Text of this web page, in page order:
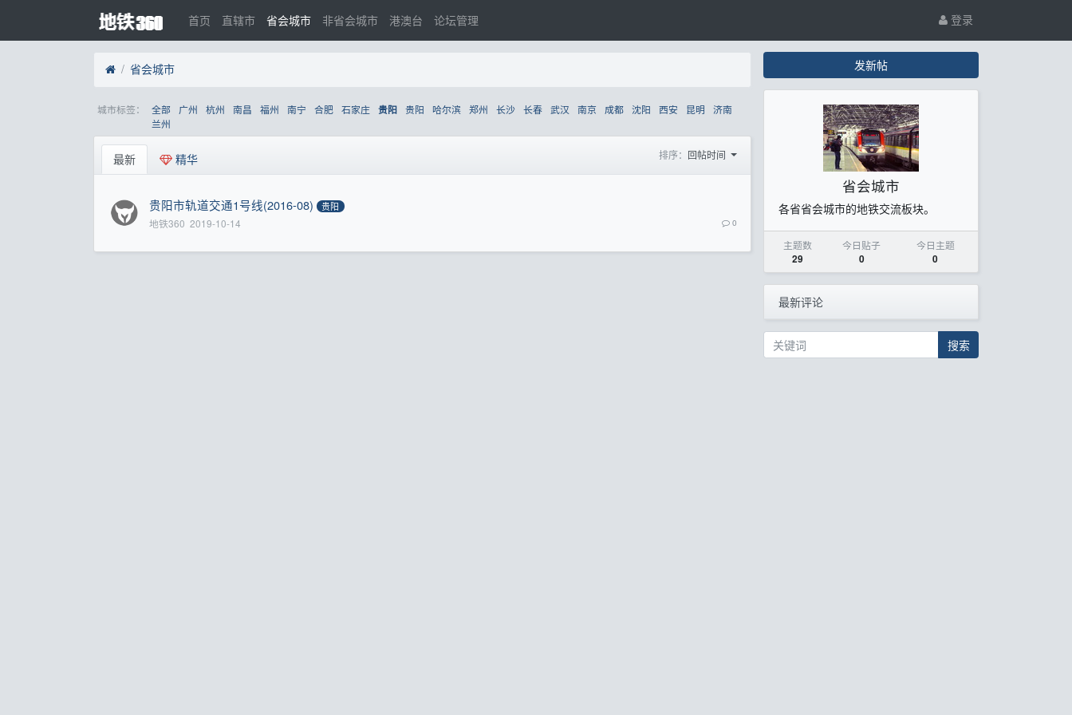
首页 直辖市 省会城市 非省会城市 港澳台 论坛管理 登录
省会城市
城市标签： 全部 广州 杭州 南昌 福州 南宁 合肥 石家庄 贵阳 贵阳 哈尔滨 郑州 长沙 长春 武汉 南京 成都 沈阳 西安 昆明
济南
兰州
最新 精华 排序： 回帖时间
贵阳市轨道交通1号线(2016-08) 贵阳
地铁360 2019-10-14 0
发新帖
省会城市
各省省会城市的地铁交流板块。
主题数
29
今日贴子
0
今日主题
0
最新评论
搜索